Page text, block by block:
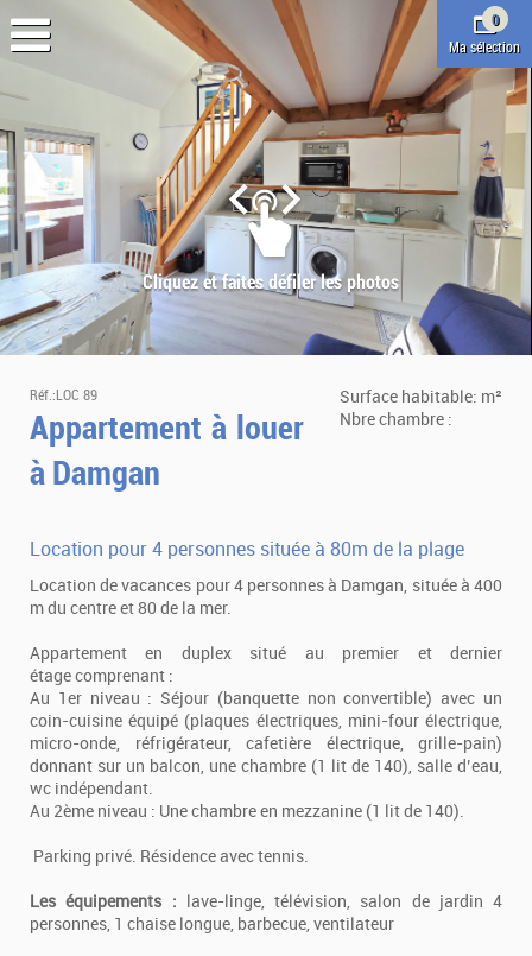
0
Ma sélection
Surface habitable: m²
Nbre chambre :
Réf.:LOC 89
Appartement à louer
à Damgan
Location pour 4 personnes située à 80m de la plage
Location de vacances pour 4 personnes à Damgan, située à 400
m du centre et 80 de la mer.
Appartement en duplex situé au premier et dernier
étage comprenant :
Au 1er niveau : Séjour (banquette non convertible) avec un
coin-cuisine équipé (plaques électriques, mini-four électrique,
micro-onde, réfrigérateur, cafetière électrique, grille-pain)
donnant sur un balcon, une chambre (1 lit de 140), salle d’eau,
wc indépendant.
Au 2ème niveau : Une chambre en mezzanine (1 lit de 140).
Parking privé. Résidence avec tennis.
Les équipements : lave-linge, télévision, salon de jardin 4
personnes, 1 chaise longue, barbecue, ventilateur